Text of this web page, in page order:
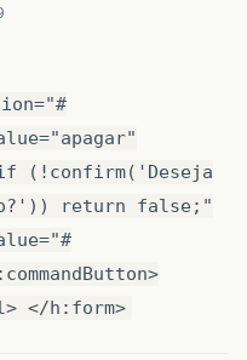
(!confirm('Deseja
return false;"
</h:form>